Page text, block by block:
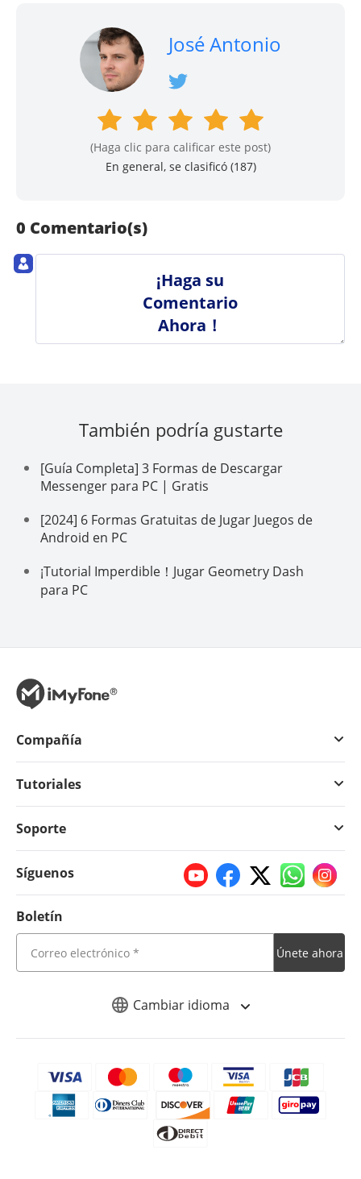
José Antonio
(Haga clic para calificar este post)
En general, se clasificó (187)
0 Comentario(s)
¡Haga su
Comentario
Ahora！
También podría gustarte
[Guía Completa] 3 Formas de Descargar
Messenger para PC | Gratis
[2024] 6 Formas Gratuitas de Jugar Juegos de
Android en PC
¡Tutorial Imperdible！Jugar Geometry Dash
para PC
Cambiar idioma
Compañía
Tutoriales
Soporte
Síguenos
Boletín
Únete ahora